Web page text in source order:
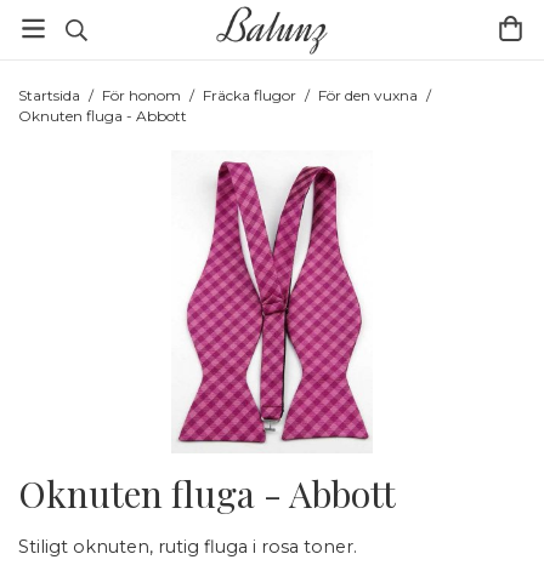
Startsida / För honom / Fräcka flugor / För den vuxna /
Oknuten fluga - Abbott
Oknuten fluga - Abbott
Stiligt oknuten, rutig fluga i rosa toner.